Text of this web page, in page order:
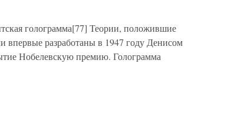
голограмма[77] Теории, положившие
впервые разработаны в 1947 году Денисом
Нобелевскую премию. Голограмма